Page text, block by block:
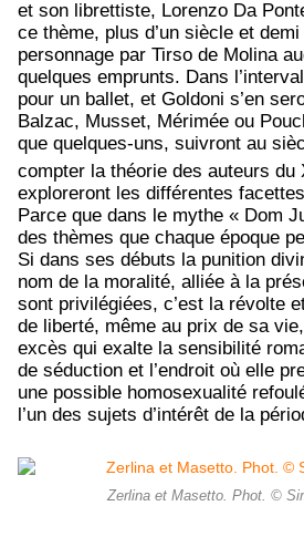
et son librettiste, Lorenzo Da
ce thème, plus d’un siècle et
personnage par Tirso de Molina
quelques emprunts. Dans
pour un ballet, et Goldoni s’en
Balzac, Musset, Mérimée ou
que quelques-uns, suivront au
compter la théorie des auteurs du
exploreront les différentes
Parce que dans le mythe « Dom
des thèmes que chaque époque
Si dans ses débuts la punition
nom de la moralité, alliée à la
sont privilégiées, c’est la révolte
de liberté, même au prix de sa
excès qui exalte la sensibilité
de séduction et l’endroit où elle
une possible homosexualité
l’un des sujets d’intérêt de la
Zerlina et Masetto. Phot. ©